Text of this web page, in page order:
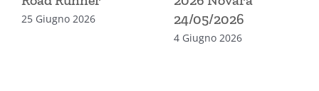
25 Giugno 2026
24/05/2026
4 Giugno 2026